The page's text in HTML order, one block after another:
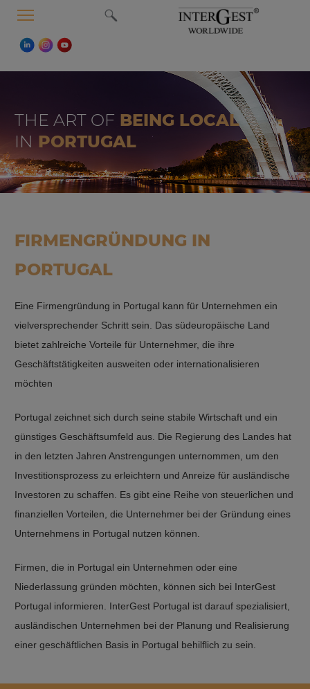
THE ART OF BEING LOCAL
IN PORTUGAL
FIRMENGRÜNDUNG IN
PORTUGAL
Eine Firmengründung in Portugal kann für Unternehmen ein
vielversprechender Schritt sein. Das südeuropäische Land
bietet zahlreiche Vorteile für Unternehmer, die ihre
Geschäftstätigkeiten ausweiten oder internationalisieren
möchten
Portugal zeichnet sich durch seine stabile Wirtschaft und ein
günstiges Geschäftsumfeld aus. Die Regierung des Landes hat
in den letzten Jahren Anstrengungen unternommen, um den
Investitionsprozess zu erleichtern und Anreize für ausländische
Investoren zu schaffen. Es gibt eine Reihe von steuerlichen und
finanziellen Vorteilen, die Unternehmer bei der Gründung eines
Unternehmens in Portugal nutzen können.
Firmen, die in Portugal ein Unternehmen oder eine
Niederlassung gründen möchten, können sich bei InterGest
Portugal informieren. InterGest Portugal ist darauf spezialisiert,
ausländischen Unternehmen bei der Planung und Realisierung
einer geschäftlichen Basis in Portugal behilflich zu sein.